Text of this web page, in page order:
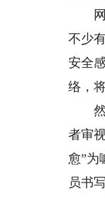
网络
不少
安全
络，
然
者审
愈”为
员书